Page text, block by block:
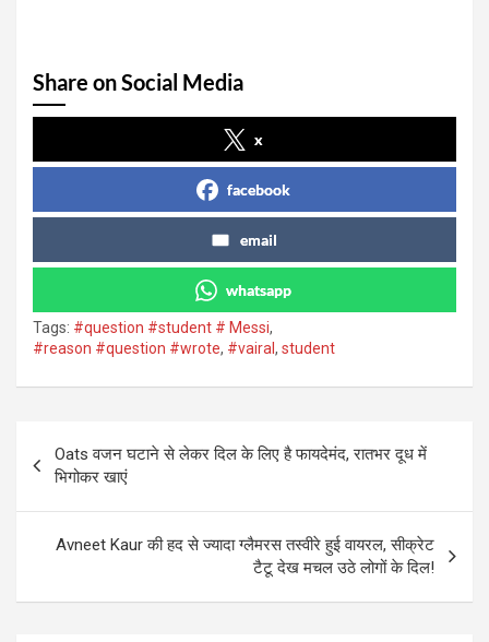
Share on Social Media
x
facebook
email
whatsapp
Tags: #question #student # Messi,
#reason #question #wrote, #vairal , student
navigation
Oats वजन घटाने से लेकर दिल के लिए है फायदेमंद, रातभर दूध में
भिगोकर खाएं
Avneet Kaur की हद से ज्यादा ग्लैमरस तस्वीरे हुई वायरल, सीक्रेट
टैटू देख मचल उठे लोगों के दिल!